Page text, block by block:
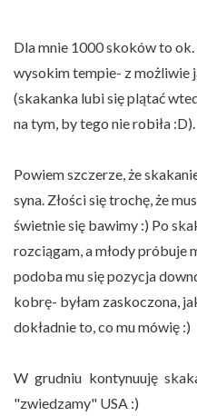
Dla mnie 1000 skoków to
wysokim tempie- z możliwie
(skakanka lubi się plątać
na tym, by tego nie robiła :D).
Powiem szczerze, że
syna. Złości się trochę, że
świetnie się bawimy :) Po
rozciągam, a młody próbuje
podoba mu się pozycja
kobrę- byłam zaskoczona,
dokładnie to, co mu mówię :)
W grudniu kontynuuję
"zwiedzamy" USA :)